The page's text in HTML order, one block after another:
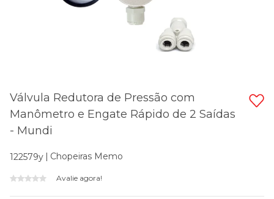
Válvula Redutora de Pressão com
Manômetro e Engate Rápido de 2 Saídas
- Mundi
122579y Chopeiras Memo
Avalie agora!